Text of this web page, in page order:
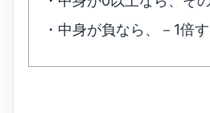
・中身が負なら、－1倍